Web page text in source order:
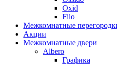
Oxid
Filo
Межкомнатные
Акции
Межкомнатные двери
Albero
Графика